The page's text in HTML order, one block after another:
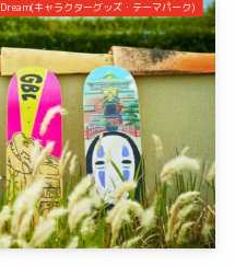
Dream(キャラクターグッズ・テーマパーク)